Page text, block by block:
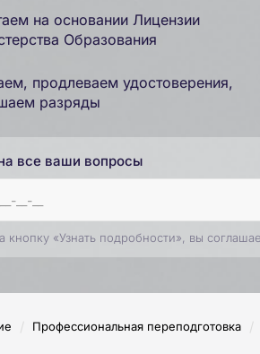
на основании Лицензии
Образования
продлеваем удостоверения,
разряды
все ваши вопросы
кнопку «Узнать подробности», вы
/ Профессиональная переподготовка /